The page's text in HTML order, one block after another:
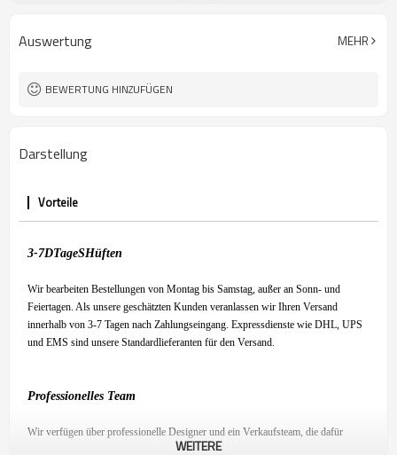
Auswertung MEHR
BEWERTUNG HINZUFÜGEN
Darstellung
Vorteile
3-7DTageSHüften
Wir bearbeiten Bestellungen von Montag bis Samstag, außer an Sonn- und
Feiertagen. Als unsere geschätzten Kunden veranlassen wir Ihren Versand
innerhalb von 3-7 Tagen nach Zahlungseingang. Expressdienste wie DHL, UPS
und EMS sind unsere Standardlieferanten für den Versand.
Professionelles Team
Wir verfügen über professionelle Designer und ein Verkaufsteam, die dafür
sorgen, dass Sie mit unserem Produkt zufrieden sind und ein angenehmes
WEITERE